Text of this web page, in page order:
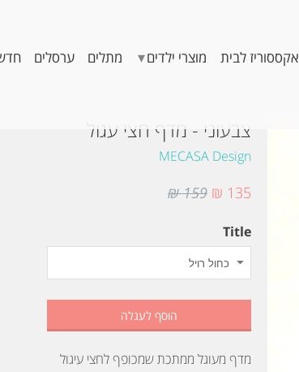
אקססוריז לבית מוצרי ילדים▾ מתלים ערסלים
צבעוני - מדף חצי עגול
MECASA Design
135 ₪
159 ₪
Title
הוסף לעגלה
מדף מעוגל ממתכת שמכופף לחצי עיגול